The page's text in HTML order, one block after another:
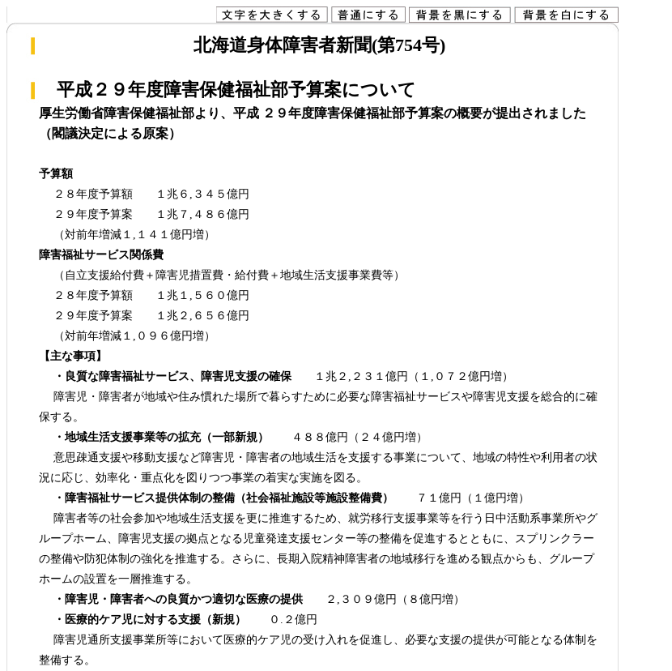
北海道身体障害者新聞(第754号)
平成２９年度障害保健福祉部予算案について
厚生労働省障害保健福祉部より、平成 ２９年度障害保健福祉部予算案の概要が提出されました
（閣議決定による原案）
予算額
２８年度予算額 １兆６,３４５億円
２９年度予算案 １兆７,４８６億円
（対前年増減１,１４１億円増）
障害福祉サービス関係費
（自立支援給付費＋障害児措置費・給付費＋地域生活支援事業費等）
２８年度予算額 １兆１,５６０億円
２９年度予算案 １兆２,６５６億円
（対前年増減１,０９６億円増）
【主な事項】
・良質な障害福祉サービス、障害児支援の確保１兆２,２３１億円（１,０７２億円増）
障害児・障害者が地域や住み慣れた場所で暮らすために必要な障害福祉サービスや障害児支援を総合的に確
保する。
・地域生活支援事業等の拡充（一部新規）
４８８億円（２４億円増）
意思疎通支援や移動支援など障害児・障害者の地域生活を支援する事業について、地域の特性や利用者の状
況に応じ、効率化・重点化を図りつつ事業の着実な実施を図る。
・障害福祉サービス提供体制の整備（社会福祉施設等施設整備費）
７１億円（１億円増）
障害者等の社会参加や地域生活支援を更に推進するため、就労移行支援事業等を行う日中活動系事業所やグ
ループホーム、障害児支援の拠点となる児童発達支援センター等の整備を促進するとともに、スプリンクラー
の整備や防犯体制の強化を推進する。さらに、長期入院精神障害者の地域移行を進める観点からも、グループ
ホームの設置を一層推進する。
・障害児・障害者への良質かつ適切な医療の提供２,３０９億円（８億円増）
・医療的ケア児に対する支援（新規）
０.２億円
障害児通所支援事業所等において医療的ケア児の受け入れを促進し、必要な支援の提供が可能となる体制を
整備する。